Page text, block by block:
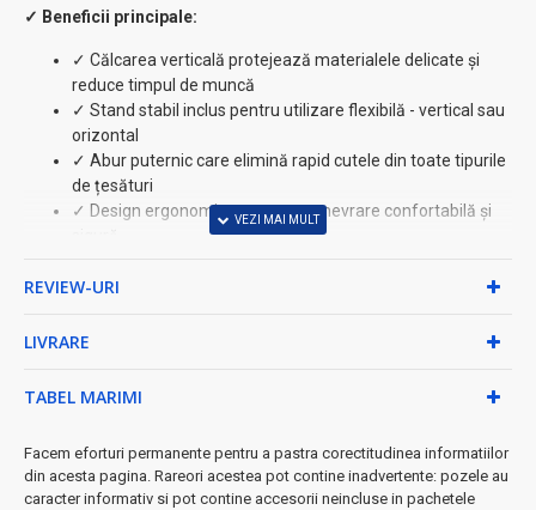
✓ Beneficii principale:
✓ Călcarea verticală protejează materialele delicate și
reduce timpul de muncă
✓ Stand stabil inclus pentru utilizare flexibilă - vertical sau
orizontal
✓ Abur puternic care elimină rapid cutele din toate tipurile
de țesături
✓ Design ergonomic pentru o manevrare confortabilă și
• Rezervor de apă cu capacitate generoasă
• Cablu de alimentare suficient de lung pentru mobilitate
hainele care necesită îngrijire delicată.
➤ Investește în calitatea hainelor tale și economisește timp
REVIEW-URI
LIVRARE
TABEL MARIMI
Facem eforturi permanente pentru a pastra corectitudinea informatiilor
din acesta pagina. Rareori acestea pot contine inadvertente: pozele au
caracter informativ si pot contine accesorii neincluse in pachetele